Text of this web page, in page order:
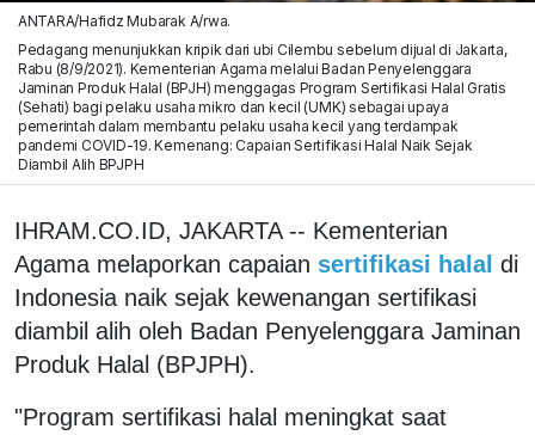
ANTARA/Hafidz Mubarak A/rwa.
Pedagang menunjukkan kripik dari ubi Cilembu sebelum dijual di Jakarta,
Rabu (8/9/2021). Kementerian Agama melalui Badan Penyelenggara
Jaminan Produk Halal (BPJH) menggagas Program Sertifikasi Halal Gratis
(Sehati) bagi pelaku usaha mikro dan kecil (UMK) sebagai upaya
pemerintah dalam membantu pelaku usaha kecil yang terdampak
pandemi COVID-19. Kemenang: Capaian Sertifikasi Halal Naik Sejak
Diambil Alih BPJPH
IHRAM.CO.ID, JAKARTA -- Kementerian
Agama melaporkan capaian sertifikasi halal di
Indonesia naik sejak kewenangan sertifikasi
diambil alih oleh Badan Penyelenggara Jaminan
Produk Halal (BPJPH).
"Program sertifikasi halal meningkat saat